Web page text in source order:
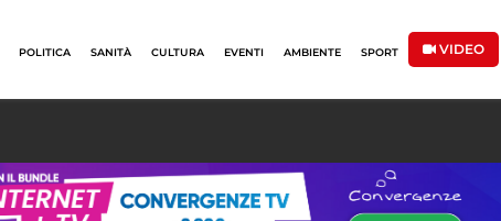
POLITICA SANITÀ CULTURA EVENTI AMBIENTE SPORT VIDEO